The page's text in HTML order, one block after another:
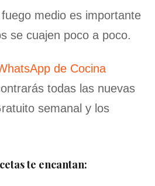
medio es importante
se cuajen poco a poco.
de Cocina
todas las nuevas
semanal y los
te encantan: